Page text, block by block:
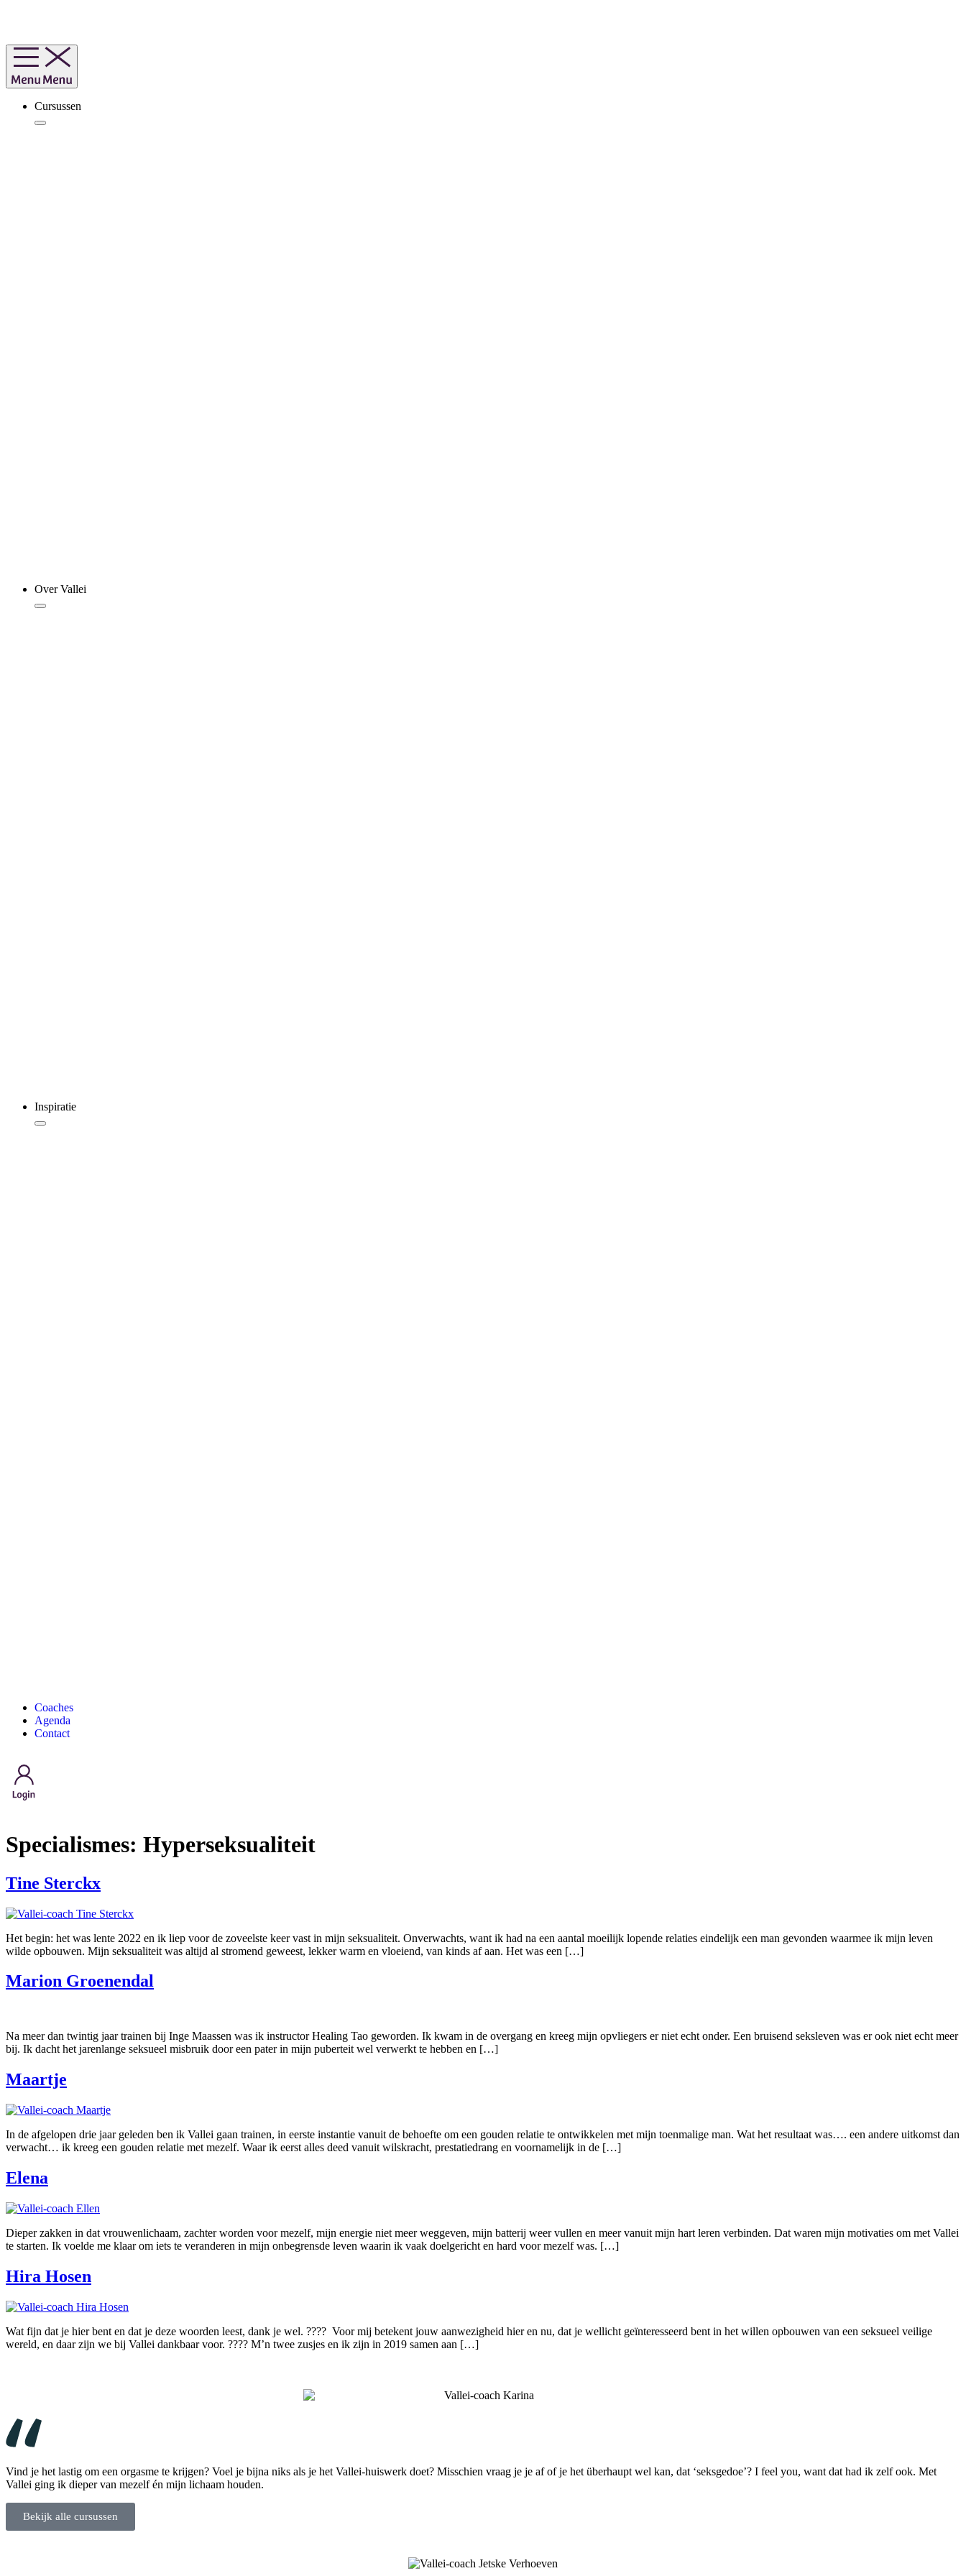
Cursussen
Over Vallei
Inspiratie
Coaches
Agenda
Contact
Specialismes: Hyperseksualiteit
Tine Sterckx
Het begin: het was lente 2022 en ik liep voor de zoveelste keer vast in mijn seksualiteit. Onverwachts, want ik had na een aantal moeilijk lopende relaties eindelijk een man gevonden waarmee ik mijn leven
wilde opbouwen. Mijn seksualiteit was altijd al stromend geweest, lekker warm en vloeiend, van kinds af aan. Het was een […]
Marion Groenendal
Na meer dan twintig jaar trainen bij Inge Maassen was ik instructor Healing Tao geworden. Ik kwam in de overgang en kreeg mijn opvliegers er niet echt onder. Een bruisend seksleven was er ook niet echt meer
bij. Ik dacht het jarenlange seksueel misbruik door een pater in mijn puberteit wel verwerkt te hebben en […]
Maartje
In de afgelopen drie jaar geleden ben ik Vallei gaan trainen, in eerste instantie vanuit de behoefte om een gouden relatie te ontwikkelen met mijn toenmalige man. Wat het resultaat was…. een andere uitkomst dan
verwacht… ik kreeg een gouden relatie met mezelf. Waar ik eerst alles deed vanuit wilskracht, prestatiedrang en voornamelijk in de […]
Elena
Dieper zakken in dat vrouwenlichaam, zachter worden voor mezelf, mijn energie niet meer weggeven, mijn batterij weer vullen en meer vanuit mijn hart leren verbinden. Dat waren mijn motivaties om met Vallei
te starten. Ik voelde me klaar om iets te veranderen in mijn onbegrensde leven waarin ik vaak doelgericht en hard voor mezelf was. […]
Hira Hosen
Wat fijn dat je hier bent en dat je deze woorden leest, dank je wel. ???? Voor mij betekent jouw aanwezigheid hier en nu, dat je wellicht geïnteresseerd bent in het willen opbouwen van een seksueel veilige
wereld, en daar zijn we bij Vallei dankbaar voor. ???? M’n twee zusjes en ik zijn in 2019 samen aan […]
Vind je het lastig om een orgasme te krijgen? Voel je bijna niks als je het Vallei-huiswerk doet? Misschien vraag je je af of je het überhaupt wel kan, dat ‘seksgedoe’? I feel you, want dat had ik zelf ook. Met
Vallei ging ik dieper van mezelf én mijn lichaam houden.
Bekijk alle cursussen